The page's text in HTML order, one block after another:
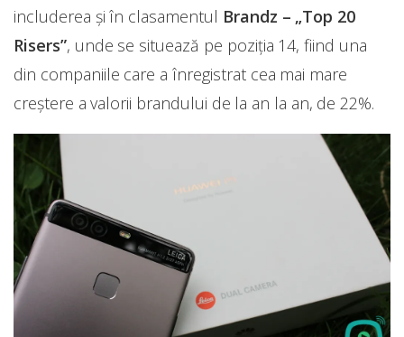
includerea și în clasamentul Brandz – „Top 20
Risers”, unde se situează pe poziția 14, fiind una
din companiile care a înregistrat cea mai mare
creștere a valorii brandului de la an la an, de 22%.